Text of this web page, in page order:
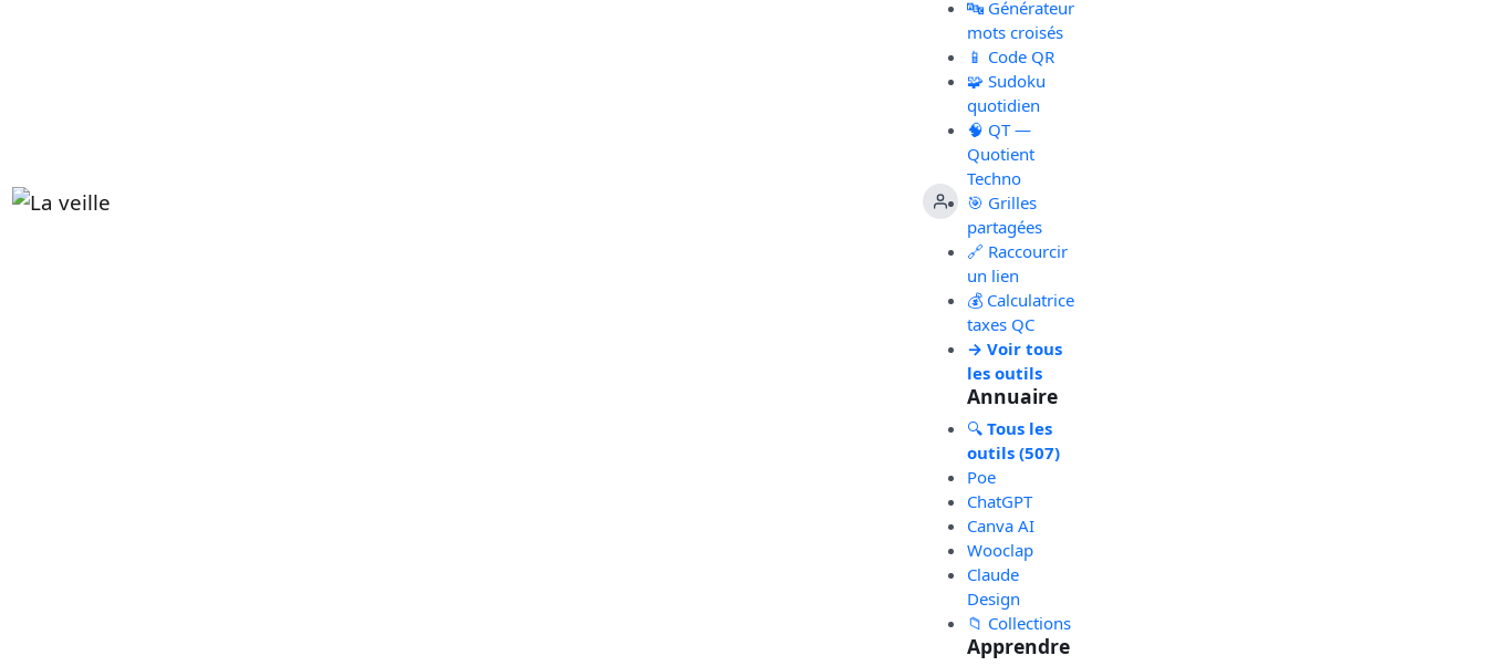
🔤 Générateur
mots croisés
📱 Code QR
🧩 Sudoku
quotidien
🧠 QT —
Quotient
Techno
🎯 Grilles
partagées
🔗 Raccourcir
un lien
💰 Calculatrice
taxes QC
→ Voir tous
les outils
Annuaire
🔍Tous les
outils (507)
Poe
ChatGPT
Canva AI
Wooclap
Claude
Design
📁 Collections
Apprendre